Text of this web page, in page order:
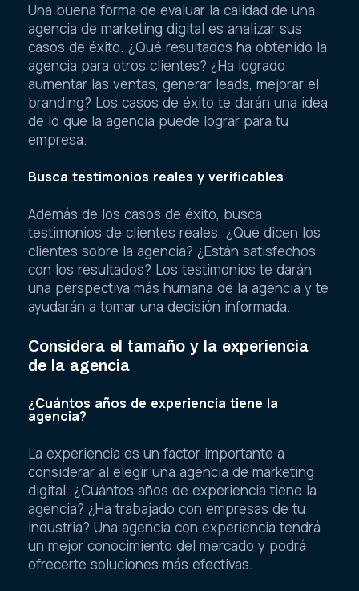
Una buena forma de evaluar la calidad de una
agencia de marketing digital es analizar sus
casos de éxito. ¿Qué resultados ha obtenido la
agencia para otros clientes? ¿Ha logrado
aumentar las ventas, generar leads, mejorar el
branding? Los casos de éxito te darán una idea
de lo que la agencia puede lograr para tu
empresa.
Busca testimonios reales y verificables
Además de los casos de éxito, busca
testimonios de clientes reales. ¿Qué dicen los
clientes sobre la agencia? ¿Están satisfechos
con los resultados? Los testimonios te darán
una perspectiva más humana de la agencia y te
ayudarán a tomar una decisión informada.
Considera el tamaño y la experiencia
de la agencia
¿Cuántos años de experiencia tiene la
agencia?
La experiencia es un factor importante a
considerar al elegir una agencia de marketing
digital. ¿Cuántos años de experiencia tiene la
agencia? ¿Ha trabajado con empresas de tu
industria? Una agencia con experiencia tendrá
un mejor conocimiento del mercado y podrá
ofrecerte soluciones más efectivas.